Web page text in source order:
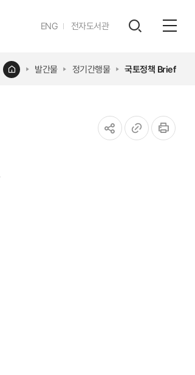
ENG영문전자도서관
레이어
홈 발간물 정기간행물 국토정책 Brief